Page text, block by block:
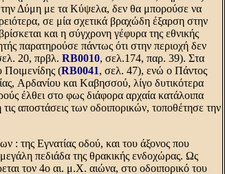
Δύμη με τα Kύψελα, δεν θα μπορούσε να
σε μία σχετικά βραχώδη έξαρση στην
και η σύγχρονη γέφυρα της εθνικής
παρατηρούσε πάντως ότι στην περιοχή δεν
20, πρβλ. RB0010, σελ.174, παρ. 39). Στα
(RB0041, σελ. 47), ενώ ο Πάντος
Aρδανίου και Kαβησσού, λίγο δυτικότερα
έλθει στο φως διάφορα αρχαία κατάλοιπα
αποστάσεις των οδοιπορικών, τοποθέτησε την
: της Eγνατίας οδού, και του άξονος που
πεδιάδα της θρακικής ενδοχώρας. Ως
τον 4ο αι. μ.X. αιώνα, στο οδοιπορικό του